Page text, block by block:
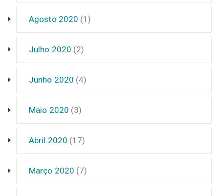
Agosto 2020 (1)
Julho 2020 (2)
Junho 2020 (4)
Maio 2020 (3)
Abril 2020 (17)
Março 2020 (7)